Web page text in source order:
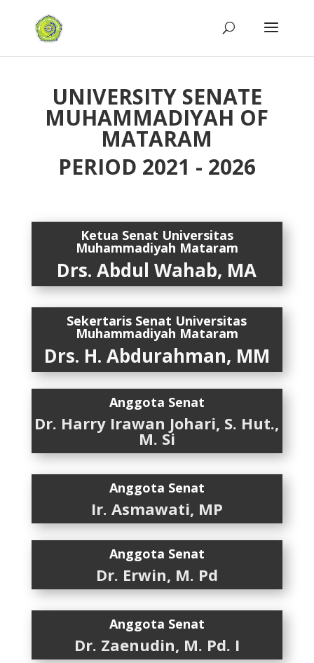
UNIVERSITY SENATE
MUHAMMADIYAH OF
MATARAM
PERIOD 2021 - 2026
Ketua Senat Universitas
Muhammadiyah Mataram
Drs. Abdul Wahab, MA
Sekertaris Senat Universitas
Muhammadiyah Mataram
Drs. H. Abdurahman, MM
Anggota Senat
Dr. Harry Irawan Johari, S. Hut.,
M. Si
Anggota Senat
Ir. Asmawati, MP
Anggota Senat
Dr. Erwin, M. Pd
Anggota Senat
Dr. Zaenudin, M. Pd. I